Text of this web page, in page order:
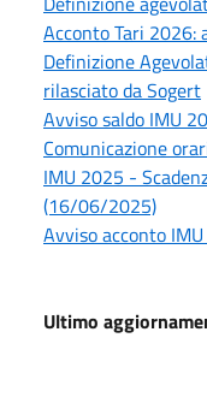
Acconto Tari
Definizione
rilasciato da Sogert
Avviso saldo IMU
Comunicazione
IMU 2025 -
(16/06/2025)
Avviso acconto
Ultimo